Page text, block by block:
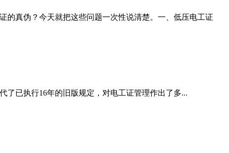
的真伪？今天就把这些问题一次性说清楚。一、低压电工证
了已执行16年的旧版规定，对电工证管理作出了多...